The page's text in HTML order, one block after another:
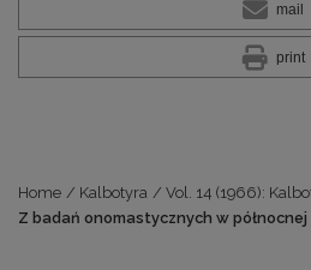
mail
print
Home / Kalbotyra / Vol. 14 (1966):
Z badań onomastycznych w